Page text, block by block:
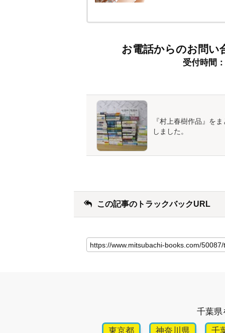
お電話からのお問い
受付時間
『村上春樹作品』を
しました。
この記事のトラックバックURL
千葉県
東京都
神奈川県 千